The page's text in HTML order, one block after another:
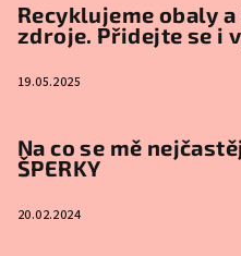
Recyklujeme obaly
zdroje. Přidejte se i
19.05.2025
Na co se mě
ŠPERKY
20.02.2024